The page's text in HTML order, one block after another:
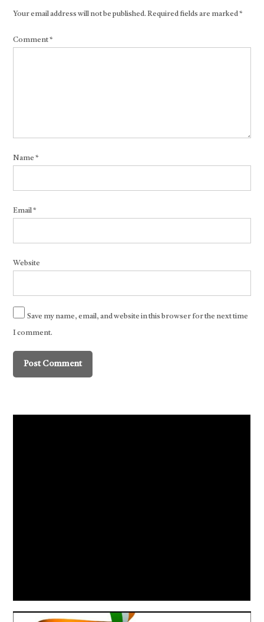
Your email address will not be published. Required fields are marked*
Comment*
Name*
Email*
Website
Save my name, email, and website in this browser for the next time
I comment.